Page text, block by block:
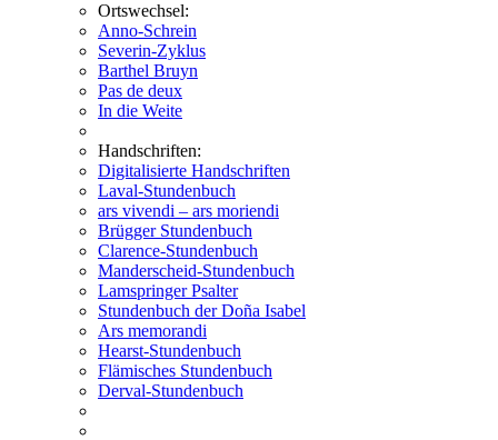
Ortswechsel:
Anno-Schrein
Severin-Zyklus
Barthel Bruyn
Pas de deux
In die Weite
Handschriften:
Digitalisierte Handschriften
Laval-Stundenbuch
ars vivendi – ars moriendi
Brügger Stundenbuch
Clarence-Stundenbuch
Manderscheid-Stundenbuch
Lamspringer Psalter
Stundenbuch der Doña Isabel
Ars memorandi
Hearst-Stundenbuch
Flämisches Stundenbuch
Derval-Stundenbuch